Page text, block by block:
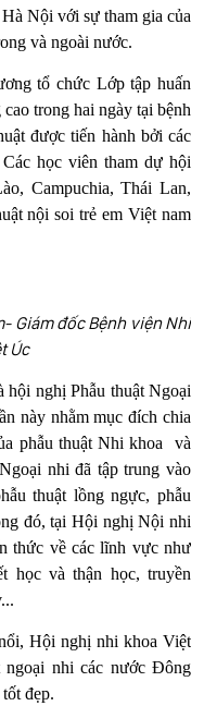
Nội với sự tham gia của
và ngoài nước.
tổ chức Lớp tập huấn
trong hai ngày tại bệnh
được tiến hành bởi các
học viên tham dự hội
Campuchia, Thái Lan,
nội soi trẻ em Việt nam
Giám đốc Bệnh viện Nhi
Úc
nghị Phẫu thuật Ngoại
này nhằm mục đích chia
phẫu thuật Nhi khoa và
nhi đã tập trung vào
thuật lồng ngực, phẫu
đó, tại Hội nghị Nội nhi
thức về các lĩnh vực như
học và thận học, truyền
Hội nghị nhi khoa Việt
nhi các nước Đông
đẹp.